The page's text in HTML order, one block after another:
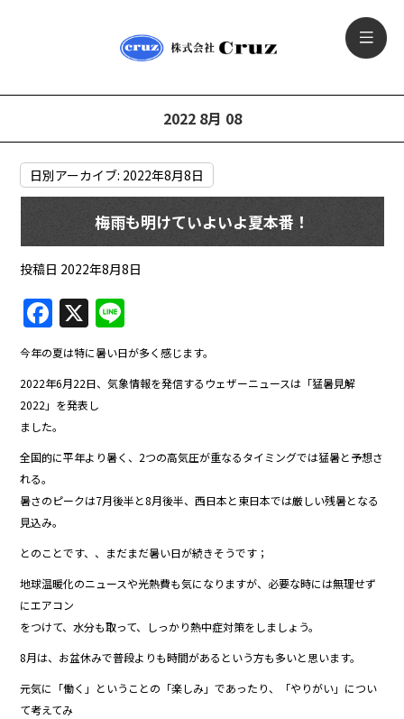
2022 8月 08
日別アーカイブ: 2022年8月8日
梅雨も明けていよいよ夏本番！
投稿日 2022年8月8日
F
a
c
e
b
o
o
k
X
n
e
今年の夏は特に暑い日が多く感じます。
2022年6月22日、気象情報を発信するウェザーニュースは「猛暑見解
2022」を発表し
ました。
全国的に平年より暑く、2つの高気圧が重なるタイミングでは猛暑と予想さ
れる。
暑さのピークは7月後半と8月後半、西日本と東日本では厳しい残暑となる
見込み。
とのことです、、まだまだ暑い日が続きそうです；
地球温暖化のニュースや光熱費も気になりますが、必要な時には無理せず
にエアコン
をつけて、水分も取って、しっかり熱中症対策をしましょう。
8月は、お盆休みで普段よりも時間があるという方も多いと思います。
元気に「働く」ということの「楽しみ」であったり、「やりがい」につい
て考えてみ